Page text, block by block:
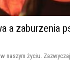
a zaburzenia
naszym życiu.